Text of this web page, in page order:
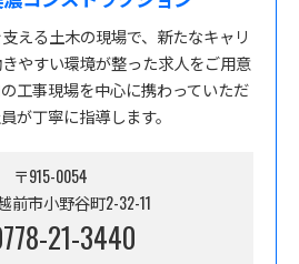
える土木の現場で、新たなキャリ
やすい環境が整った求人をご用意
工事現場を中心に携わっていただ
が丁寧に指導します。
〒915-0054
前市小野谷町2-32-11
21-3440